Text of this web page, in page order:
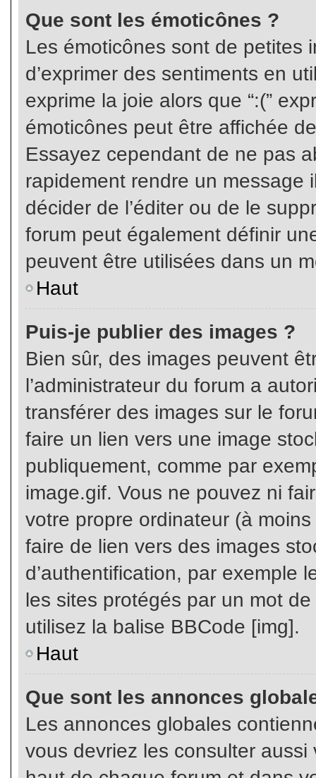
Que sont les émoticônes ?
Les émoticônes sont de petites
d’exprimer des sentiments en
exprime la joie alors que “:(”
émoticônes peut être affichée
Essayez cependant de ne pas
rapidement rendre un message
décider de l’éditer ou de le
forum peut également définir
peuvent être utilisées dans un
Haut
Puis-je publier des images ?
Bien sûr, des images peuvent
l’administrateur du forum a
transférer des images sur le
faire un lien vers une image
publiquement, comme par
image.gif. Vous ne pouvez ni
votre propre ordinateur (à
faire de lien vers des images
d’authentification, par exemple
les sites protégés par un mot
utilisez la balise BBCode [img].
Haut
Que sont les annonces
Les annonces globales
vous devriez les consulter